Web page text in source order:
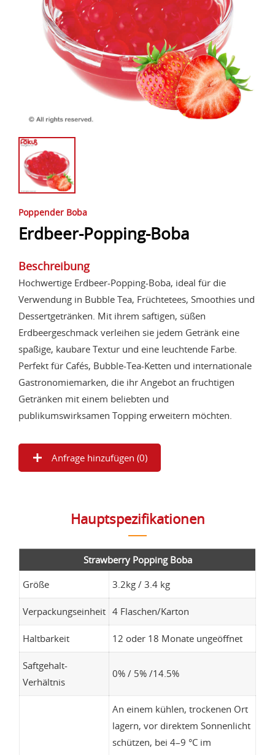
Poppender Boba
Erdbeer-Popping-Boba
Beschreibung
Hochwertige Erdbeer-Popping-Boba, ideal für die
Verwendung in Bubble Tea, Früchtetees, Smoothies und
Dessertgetränken. Mit ihrem saftigen, süßen
Erdbeergeschmack verleihen sie jedem Getränk eine
spaßige, kaubare Textur und eine leuchtende Farbe.
Perfekt für Cafés, Bubble-Tea-Ketten und internationale
Gastronomiemarken, die ihr Angebot an fruchtigen
Getränken mit einem beliebten und
publikumswirksamen Topping erweitern möchten.
Anfrage hinzufügen (0)
Hauptspezifikationen
Strawberry Popping Boba
Größe
3.2kg / 3.4 kg
Verpackungseinheit 4 Flaschen/Karton
Haltbarkeit 12 oder 18 Monate ungeöffnet
Saftgehalt-
Verhältnis
0% / 5% /14.5%
An einem kühlen, trockenen Ort
lagern, vor direktem Sonnenlicht
schützen, bei 4–9 °C im